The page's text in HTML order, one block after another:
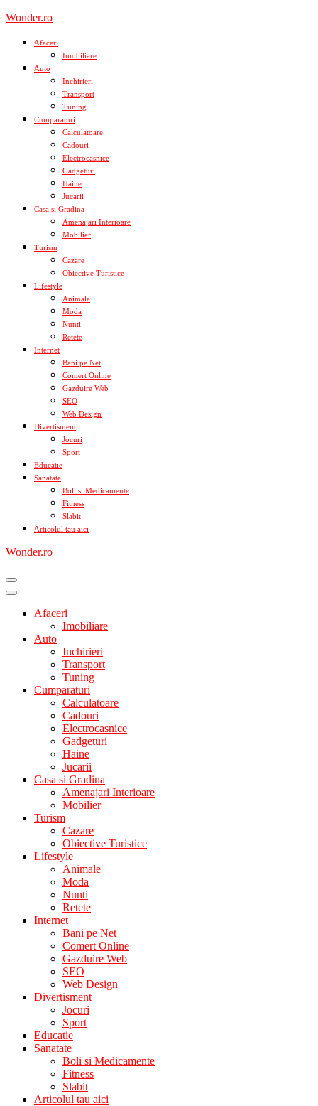
Skip
content
Wonder.ro
Afaceri
Imobiliare
Auto
Inchirieri
Transport
Tuning
Cumparaturi
Calculatoare
Cadouri
Electrocasnice
Gadgeturi
Haine
Jucarii
Casa si Gradina
Amenajari Interioare
Mobilier
Turism
Cazare
Obiective Turistice
Lifestyle
Animale
Moda
Nunti
Retete
Internet
Bani pe Net
Comert Online
Gazduire Web
SEO
Web Design
Divertisment
Jocuri
Sport
Educatie
Sanatate
Boli si Medicamente
Fitness
Slabit
Articolul tau aici
Wonder.ro
Afaceri
Imobiliare
Auto
Inchirieri
Transport
Tuning
Cumparaturi
Calculatoare
Cadouri
Electrocasnice
Gadgeturi
Haine
Jucarii
Casa si Gradina
Amenajari Interioare
Mobilier
Turism
Cazare
Obiective Turistice
Lifestyle
Animale
Moda
Nunti
Retete
Internet
Bani pe Net
Comert Online
Gazduire Web
SEO
Web Design
Divertisment
Jocuri
Sport
Educatie
Sanatate
Boli si Medicamente
Fitness
Slabit
Articolul tau aici